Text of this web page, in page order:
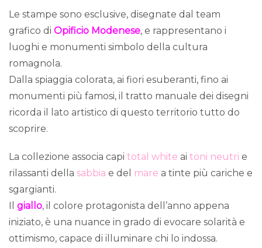
Le stampe sono esclusive, disegnate dal team
grafico di Opificio Modenese, e rappresentano i
luoghi e monumenti simbolo della cultura
romagnola.
Dalla spiaggia colorata, ai fiori esuberanti, fino ai
monumenti più famosi, il tratto manuale dei disegni
ricorda il lato artistico di questo territorio tutto do
scoprire.
La collezione associa capi total white ai toni neutri e
rilassanti della sabbia e del mare a tinte più cariche e
sgargianti.
Il giallo, il colore protagonista dell’anno appena
iniziato, è una nuance in grado di evocare solarità e
ottimismo, capace di illuminare chi lo indossa.